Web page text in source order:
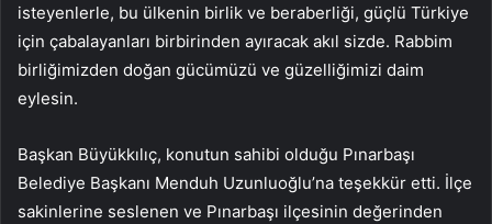
isteyenlerle, bu ülkenin birlik ve beraberliği, güçlü Türkiye
için çabalayanları birbirinden ayıracak akıl sizde. Rabbim
birliğimizden doğan gücümüzü ve güzelliğimizi daim
eylesin.
Başkan Büyükkılıç, konutun sahibi olduğu Pınarbaşı
Belediye Başkanı Menduh Uzunluoğlu’na teşekkür etti. İlçe
sakinlerine seslenen ve Pınarbaşı ilçesinin değerinden